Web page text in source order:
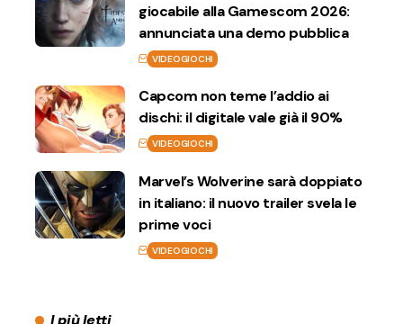
giocabile alla Gamescom 2026:
annunciata una demo pubblica
VIDEOGIOCHI
Capcom non teme l’addio ai
dischi: il digitale vale già il 90%
VIDEOGIOCHI
Marvel’s Wolverine sarà doppiato
in italiano: il nuovo trailer svela le
prime voci
VIDEOGIOCHI
I più letti